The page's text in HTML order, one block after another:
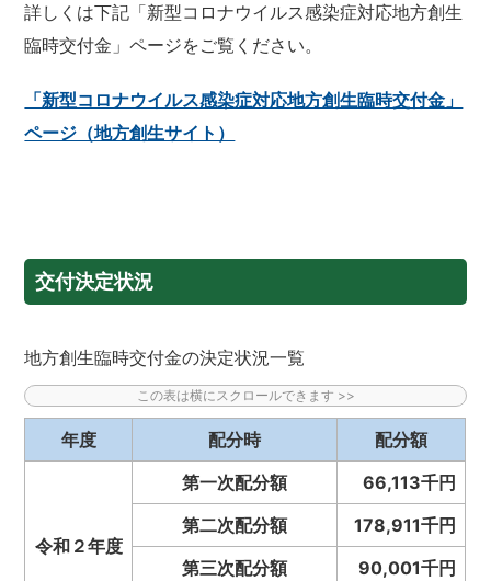
詳しくは下記「新型コロナウイルス感染症対応地方創生
臨時交付金」ページをご覧ください。
「新型コロナウイルス感染症対応地方創生臨時交付金」
ページ（地方創生サイト）
交付決定状況
地方創生臨時交付金の決定状況一覧
年度 配分時 配分額
令和２年度
第一次配分額
66,113千円
第二次配分額
178,911千円
第三次配分額
90,001千円